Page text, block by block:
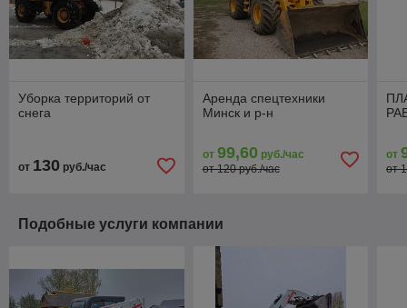
Уборка территорий от
снега
от 130 руб./час
Аренда спецтехники
Минск и р-н
от 99,60 руб./час
от 120 руб./час
от
от
Подобные услуги компании